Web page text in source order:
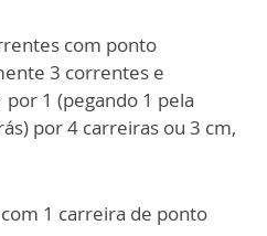
com ponto
3 correntes e
1 (pegando 1 pela
por 4 carreiras ou 3 cm,
1 carreira de ponto